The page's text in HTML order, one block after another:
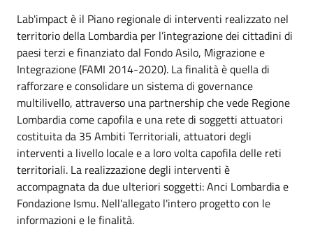
Lab'impact è il Piano regionale di interventi realizzato nel
territorio della Lombardia per l’integrazione dei cittadini di
paesi terzi e finanziato dal Fondo Asilo, Migrazione e
Integrazione (FAMI 2014-2020). La finalità è quella di
rafforzare e consolidare un sistema di governance
multilivello, attraverso una partnership che vede Regione
Lombardia come capofila e una rete di soggetti attuatori
costituita da 35 Ambiti Territoriali, attuatori degli
interventi a livello locale e a loro volta capofila delle reti
territoriali. La realizzazione degli interventi è
accompagnata da due ulteriori soggetti: Anci Lombardia e
Fondazione Ismu. Nell'allegato l'intero progetto con le
informazioni e le finalità.